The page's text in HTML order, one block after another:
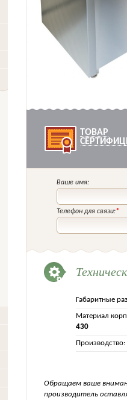
ТОВАР
Ваше имя:
Телефон для связи:*
Габаритные
Материал
430
Производство:
Обращаем ваше
производитель